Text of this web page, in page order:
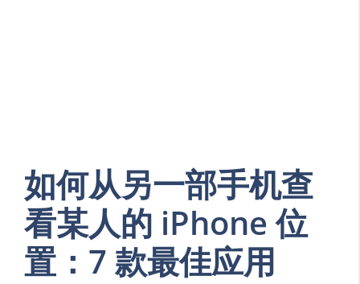
如何从另一部手机查
看某人的 iPhone 位
置：7 款最佳应用